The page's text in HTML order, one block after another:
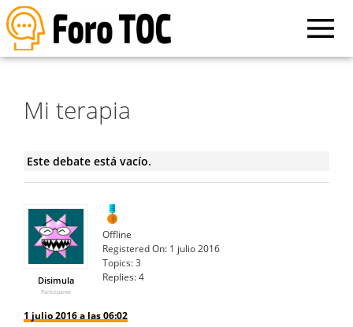
Mi terapia
Este debate está vacío.
Disimula
Participante
Offline
Registered On: 1 julio 2016
Topics:3
Replies:4
1 julio 2016 a las 06:02